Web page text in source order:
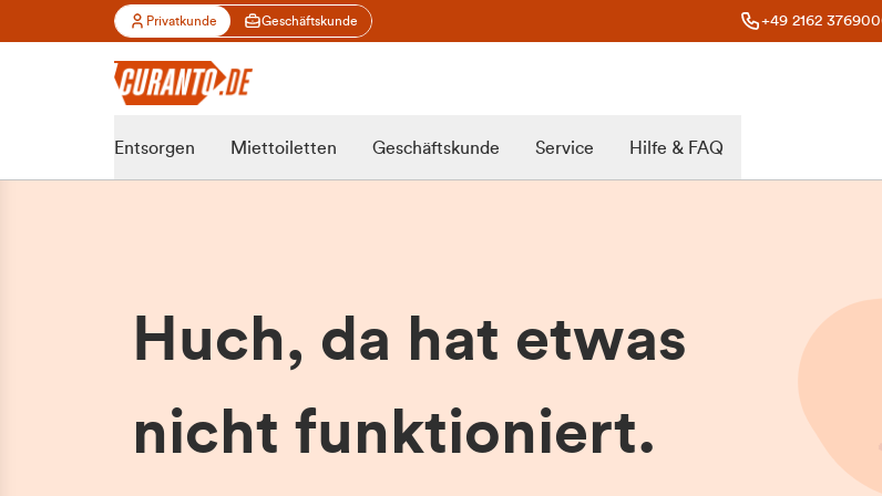
Privatkunde Geschäftskunde +49 2162
Entsorgen Miettoiletten Geschäftskunde Service Hilfe & FAQ
Huch, da hat etwas
nicht funktioniert.